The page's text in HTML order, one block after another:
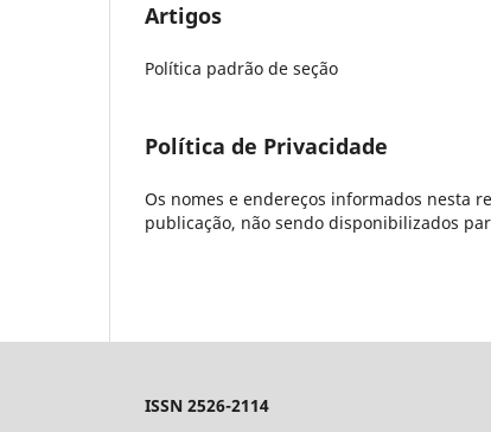
Artigos
Política padrão de seção
Política de Privacidade
Os nomes e endereços informados nesta
publicação, não sendo disponibilizados
ISSN 2526-2114